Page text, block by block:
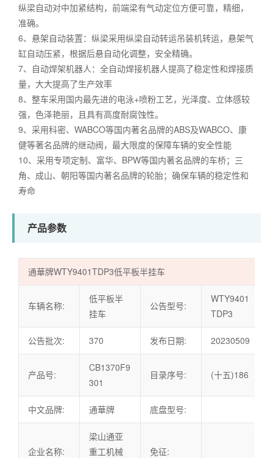
纵梁自动对中加紧结构，前端梁有气动定位方便可靠，精细，
准确。
6、悬架自动装置：纵梁采用纵梁自动转运吊装机转运，悬架气
缸自动压紧，根据后悬自动化调整，安全精确。
7、自动焊架机器人：全自动焊接机器人提高了稳定性和焊接质
量，大大提高了生产效率
8、整车采用国内最先进的电泳+喷粉工艺，光泽度、立体感较
强，色泽艳丽，且具有高度耐腐蚀性。
9、采用科密、WABCO等国内著名品牌的ABS及WABCO、康
健等著名品牌的继动阀，最大限度的保障车辆的安全性能
10、采用专项定制、富华、BPW等国内著名品牌的车桥；三
角、成山、朝阳等国内著名品牌的轮胎；确保车辆的稳定性和
寿命
产品参数
通華牌WTY9401TDP3低平板半挂车
车辆名称:
低平板半
挂车
公告型号:
WTY9401
TDP3
公告批次: 370 发布日期: 20230509
产品号:
CB1370F9
301
目录序号: (十五)186
中文品牌: 通華牌 底盘型号:
企业名称:
梁山通亚
重工机械
免征: